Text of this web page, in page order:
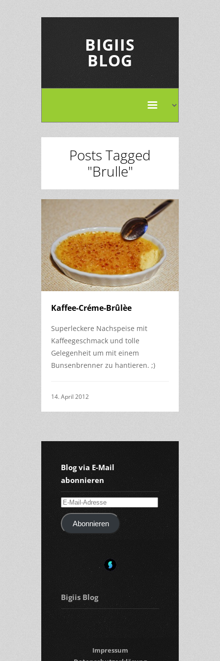
BIGIIS
BLOG
Posts Tagged
"Brulle"
Kaffee-Créme-Brûlèe
Superleckere Nachspeise mit
Kaffeegeschmack und tolle
Gelegenheit um mit einem
Bunsenbrenner zu hantieren. ;)
14. April 2012
Blog via E-Mail
abonnieren
E-
Mail-
AdresseAbonnieren
Bigiis Blog
Impressum